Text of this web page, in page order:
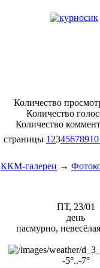
Количество
Количество
Количество
страницы 1 2345678910
ККМ-галереи →
ПТ, 23/01
день
пасмурно,
-5°..-7°